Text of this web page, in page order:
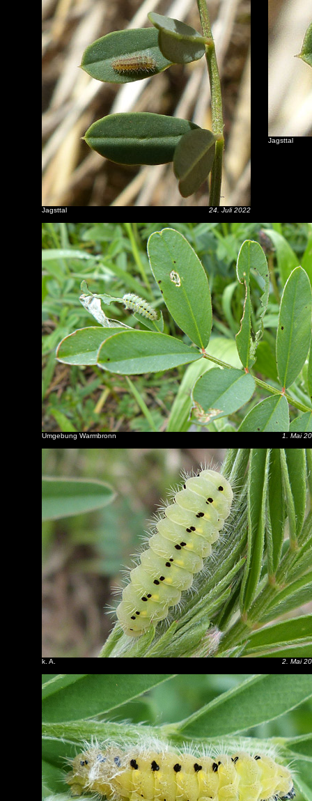
Jagsttal
Jagsttal 24. Juli 2022
Umgebung Warmbronn 1. Mai
k. A. 2. Mai